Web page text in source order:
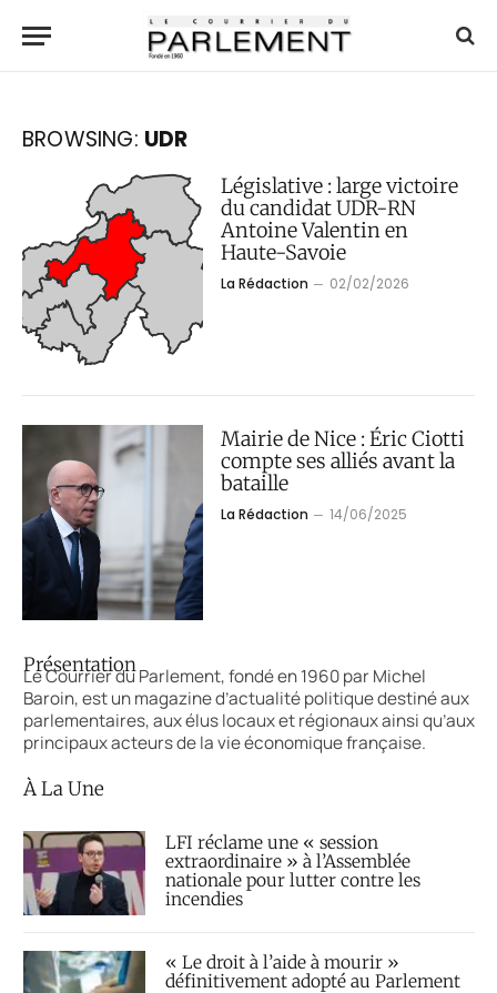
BROWSING: UDR
Législative : large victoire
du candidat UDR-RN
Antoine Valentin en
Haute-Savoie
La Rédaction 02/02/2026
Mairie de Nice : Éric Ciotti
compte ses alliés avant la
bataille
La Rédaction 14/06/2025
Présentation
Le Courrier du Parlement, fondé en 1960 par Michel
Baroin, est un magazine d’actualité politique destiné aux
parlementaires, aux élus locaux et régionaux ainsi qu’aux
principaux acteurs de la vie économique française.
À La Une
LFI réclame une « session
extraordinaire » à l’Assemblée
nationale pour lutter contre les
incendies
« Le droit à l’aide à mourir »
définitivement adopté au Parlement